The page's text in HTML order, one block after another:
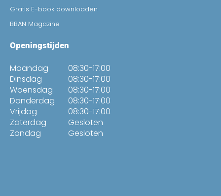
Gratis E-book downloaden
BBAN Magazine
Openingstijden
Maandag
Dinsdag
Woensdag
Donderdag
Vrijdag
Zaterdag
Zondag
08:30-17:00
08:30-17:00
08:30-17:00
08:30-17:00
08:30-17:00
Gesloten
Gesloten